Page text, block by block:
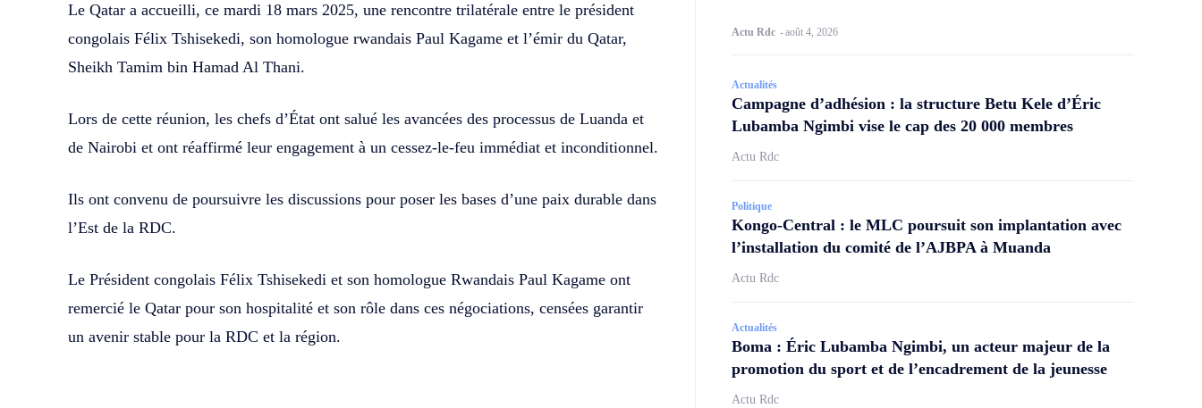
Le Qatar a accueilli, ce mardi 18 mars 2025, une rencontre trilatérale entre le président
congolais Félix Tshisekedi, son homologue rwandais Paul Kagame et l’émir du Qatar,
Sheikh Tamim bin Hamad Al Thani.
Lors de cette réunion, les chefs d’État ont salué les avancées des processus de Luanda et
de Nairobi et ont réaffirmé leur engagement à un cessez-le-feu immédiat et inconditionnel.
Ils ont convenu de poursuivre les discussions pour poser les bases d’une paix durable dans
l’Est de la RDC.
Le Président congolais Félix Tshisekedi et son homologue Rwandais Paul Kagame ont
remercié le Qatar pour son hospitalité et son rôle dans ces négociations, censées garantir
un avenir stable pour la RDC et la région.
Actu Rdc -août 4, 2026
Actualités
Campagne d’adhésion : la structure Betu Kele d’Éric
Lubamba Ngimbi vise le cap des 20 000 membres
Actu Rdc
Politique
Kongo-Central : le MLC poursuit son implantation avec
l’installation du comité de l’AJBPA à Muanda
Actu Rdc
Actualités
Boma : Éric Lubamba Ngimbi, un acteur majeur de la
promotion du sport et de l’encadrement de la jeunesse
Actu Rdc